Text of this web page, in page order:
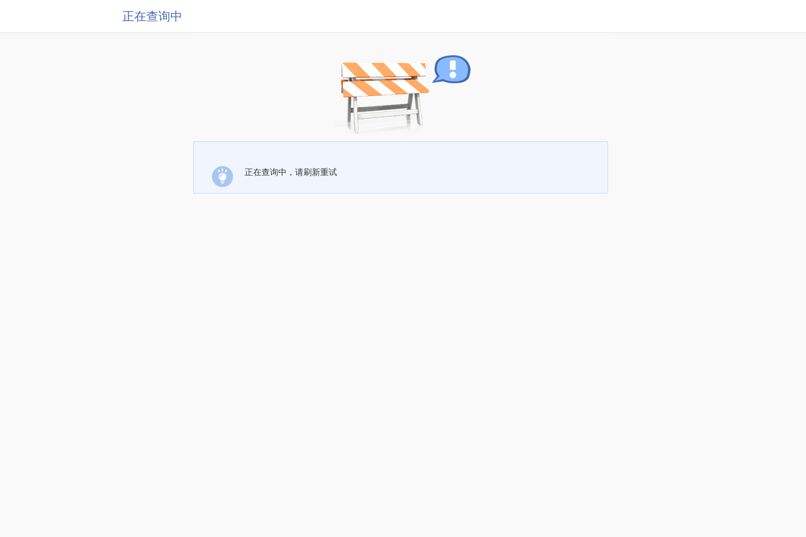
正在查询中
正在查询中，请刷新重试